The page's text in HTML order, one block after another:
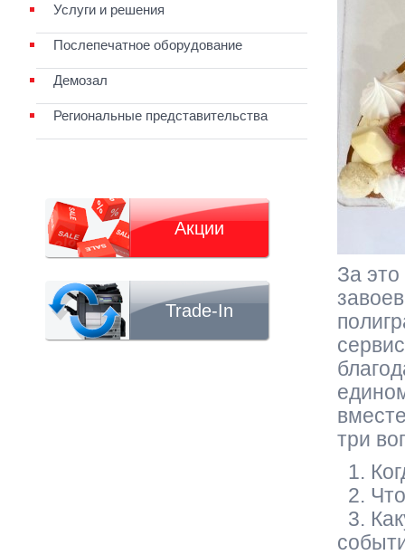
За
три
1.
2.
3.
Услуги и решения
Послепечатное оборудование
Демозал
Региональные представительства
Акции
Trade-In